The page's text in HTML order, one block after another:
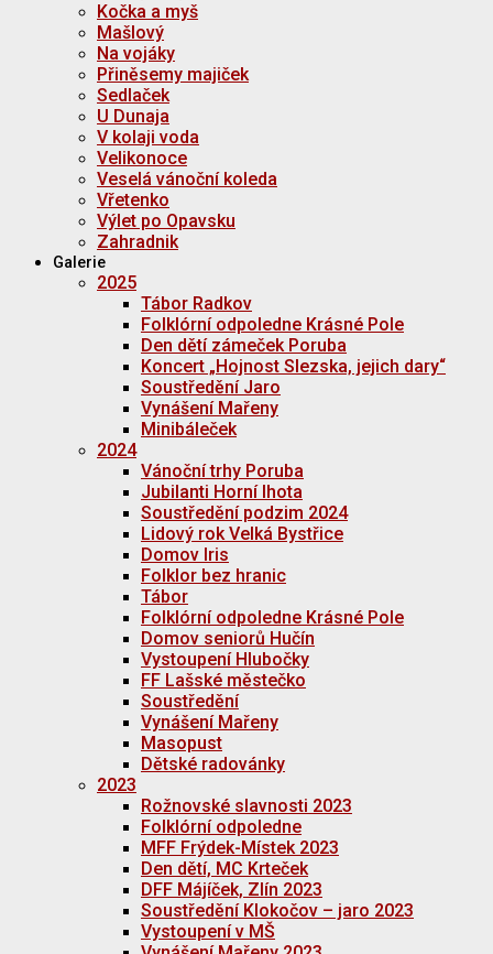
Kočka a myš
Mašlový
Na vojáky
Přiněsemy majiček
Sedlaček
U Dunaja
V kolaji voda
Velikonoce
Veselá vánoční koleda
Vřetenko
Výlet po Opavsku
Zahradnik
Galerie
2025
Tábor Radkov
Folklórní odpoledne Krásné Pole
Den dětí zámeček Poruba
Koncert „Hojnost Slezska, jejich dary“
Soustředění Jaro
Vynášení Mařeny
Minibáleček
2024
Vánoční trhy Poruba
Jubilanti Horní lhota
Soustředění podzim 2024
Lidový rok Velká Bystřice
Domov Iris
Folklor bez hranic
Tábor
Folklórní odpoledne Krásné Pole
Domov seniorů Hučín
Vystoupení Hlubočky
FF Lašské městečko
Soustředění
Vynášení Mařeny
Masopust
Dětské radovánky
2023
Rožnovské slavnosti 2023
Folklórní odpoledne
MFF Frýdek-Místek 2023
Den dětí, MC Krteček
DFF Májíček, Zlín 2023
Soustředění Klokočov – jaro 2023
Vystoupení v MŠ